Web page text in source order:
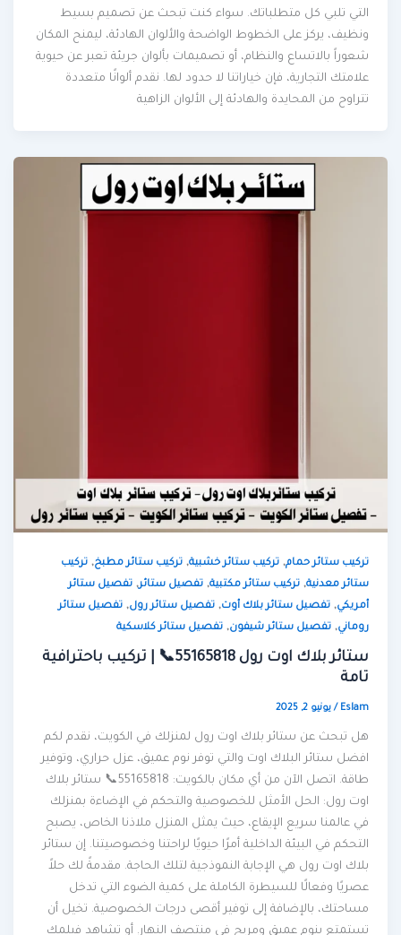
التي تلبي كل متطلباتك. سواء كنت تبحث عن تصميم بسيط
ونظيف، يركز على الخطوط الواضحة والألوان الهادئة، ليمنح المكان
شعوراً بالاتساع والنظام، أو تصميمات بألوان جريئة تعبر عن حيوية
علامتك التجارية، فإن خياراتنا لا حدود لها. نقدم ألوانًا متعددة
تتراوح من المحايدة والهادئة إلى الألوان الزاهية
تركيب ستائر حمام,تركيب ستائر خشبية,تركيب ستائر مطبخ,تركيب
ستائر معدنية,تركيب ستائر مكتبية,تفصيل ستائر,تفصيل ستائر
أمريكي,تفصيل ستائر بلاك أوت,تفصيل ستائر رول,تفصيل ستائر
روماني,تفصيل ستائر شيفون,تفصيل ستائر كلاسكية
ستائر بلاك اوت رول 55165818📞 | تركيب باحترافية
تامة
Eslam
/يونيو 2, 2025
هل تبحث عن ستائر بلاك اوت رول لمنزلك في الكويت، نقدم لكم
افضل ستائر البلاك اوت والتي توفر نوم عميق، عزل حراري، وتوفير
طاقة. اتصل الآن من أي مكان بالكويت: 55165818📞 ستائر بلاك
اوت رول: الحل الأمثل للخصوصية والتحكم في الإضاءة بمنزلك
في عالمنا سريع الإيقاع، حيث يمثل المنزل ملاذنا الخاص، يصبح
التحكم في البيئة الداخلية أمرًا حيويًا لراحتنا وخصوصيتنا. إن ستائر
بلاك اوت رول هي الإجابة النموذجية لتلك الحاجة. مقدمةً لك حلاً
عصريًا وفعالًا للسيطرة الكاملة على كمية الضوء التي تدخل
مساحتك، بالإضافة إلى توفير أقصى درجات الخصوصية. تخيل أن
تستمتع بنوم عميق ومريح في منتصف النهار. أو تشاهد فيلمك